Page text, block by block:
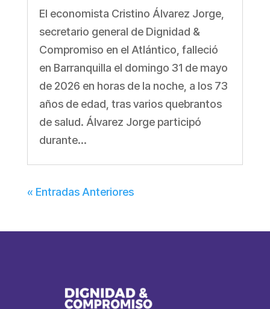
El economista Cristino Álvarez Jorge,
secretario general de Dignidad &
Compromiso en el Atlántico, falleció
en Barranquilla el domingo 31 de mayo
de 2026 en horas de la noche, a los 73
años de edad, tras varios quebrantos
de salud. Álvarez Jorge participó
durante...
« Entradas Anteriores